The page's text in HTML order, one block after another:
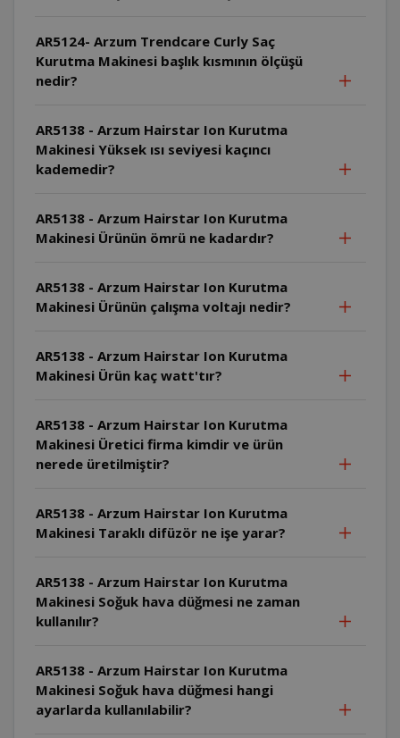
AR5124- Arzum Trendcare Curly Saç
Kurutma Makinesi başlık kısmının ölçüşü
nedir?
AR5138 - Arzum Hairstar Ion Kurutma
Makinesi Yüksek ısı seviyesi kaçıncı
kademedir?
AR5138 - Arzum Hairstar Ion Kurutma
Makinesi Ürünün ömrü ne kadardır?
AR5138 - Arzum Hairstar Ion Kurutma
Makinesi Ürünün çalışma voltajı nedir?
AR5138 - Arzum Hairstar Ion Kurutma
Makinesi Ürün kaç watt'tır?
AR5138 - Arzum Hairstar Ion Kurutma
Makinesi Üretici firma kimdir ve ürün
nerede üretilmiştir?
AR5138 - Arzum Hairstar Ion Kurutma
Makinesi Taraklı difüzör ne işe yarar?
AR5138 - Arzum Hairstar Ion Kurutma
Makinesi Soğuk hava düğmesi ne zaman
kullanılır?
AR5138 - Arzum Hairstar Ion Kurutma
Makinesi Soğuk hava düğmesi hangi
ayarlarda kullanılabilir?